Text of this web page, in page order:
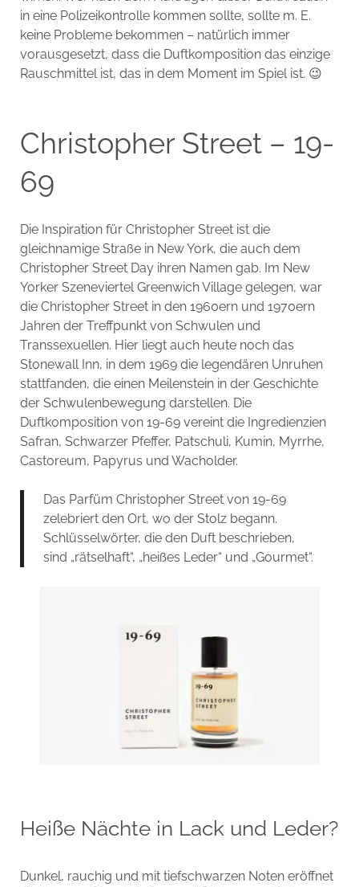
in eine Polizeikontrolle kommen sollte, sollte m. E.
keine Probleme bekommen – natürlich immer
vorausgesetzt, dass die Duftkomposition das einzige
Rauschmittel ist, das in dem Moment im Spiel ist. 😉
Christopher Street – 19-
69
Die Inspiration für Christopher Street ist die
gleichnamige Straße in New York, die auch dem
Christopher Street Day ihren Namen gab. Im New
Yorker Szeneviertel Greenwich Village gelegen, war
die Christopher Street in den 1960ern und 1970ern
Jahren der Treffpunkt von Schwulen und
Transsexuellen. Hier liegt auch heute noch das
Stonewall Inn, in dem 1969 die legendären Unruhen
stattfanden, die einen Meilenstein in der Geschichte
der Schwulenbewegung darstellen. Die
Duftkomposition von 19-69 vereint die Ingredienzien
Safran, Schwarzer Pfeffer, Patschuli, Kumin, Myrrhe,
Castoreum, Papyrus und Wacholder.
Das Parfüm Christopher Street von 19-69
zelebriert den Ort, wo der Stolz begann.
Schlüsselwörter, die den Duft beschrieben,
sind „rätselhaft“, „heißes Leder“ und „Gourmet“.
Heiße Nächte in Lack und Leder?
Dunkel, rauchig und mit tiefschwarzen Noten eröffnet